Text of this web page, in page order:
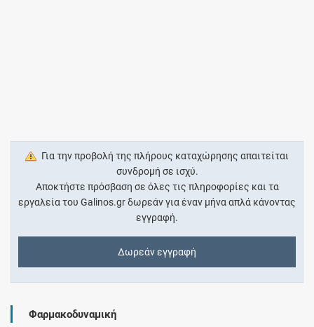
Για την προβολή της πλήρους καταχώρησης απαιτείται
συνδρομή σε ισχύ.
Αποκτήστε πρόσβαση σε όλες τις πληροφορίες και τα
εργαλεία του Galinos.gr δωρεάν για έναν μήνα απλά κάνοντας
εγγραφή.
Δωρεάν εγγραφή
Φαρμακοδυναμική